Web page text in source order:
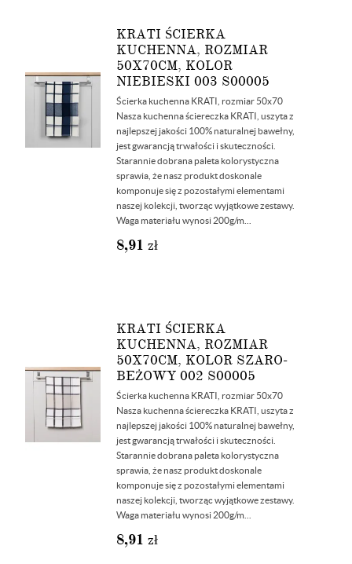
KRATI ŚCIERKA
KUCHENNA, ROZMIAR
50X70CM, KOLOR
NIEBIESKI 003 S00005
Ścierka kuchenna KRATI, rozmiar 50x70
Nasza kuchenna ściereczka KRATI, uszyta z
najlepszej jakości 100% naturalnej bawełny,
jest gwarancją trwałości i skuteczności.
Starannie dobrana paleta kolorystyczna
sprawia, że nasz produkt doskonale
komponuje się z pozostałymi elementami
naszej kolekcji, tworząc wyjątkowe zestawy.
Waga materiału wynosi 200g/m...
8,91 zł
KRATI ŚCIERKA
KUCHENNA, ROZMIAR
50X70CM, KOLOR SZARO-
BEŻOWY 002 S00005
Ścierka kuchenna KRATI, rozmiar 50x70
Nasza kuchenna ściereczka KRATI, uszyta z
najlepszej jakości 100% naturalnej bawełny,
jest gwarancją trwałości i skuteczności.
Starannie dobrana paleta kolorystyczna
sprawia, że nasz produkt doskonale
komponuje się z pozostałymi elementami
naszej kolekcji, tworząc wyjątkowe zestawy.
Waga materiału wynosi 200g/m...
8,91 zł